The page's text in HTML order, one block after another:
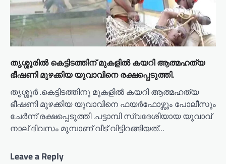
തൃശ്ശൂരിൽ കെട്ടിടത്തിന് മുകളിൽ കയറി ആത്മഹത്യ
ഭീഷണി മുഴക്കിയ യുവാവിനെ രക്ഷപ്പെടുത്തി.
തൃശ്ശൂർ .കെട്ടിടത്തിനു മുകളിൽ കയറി ആത്മഹത്യ
ഭീഷണി മുഴക്കിയ യുവാവിനെ ഫയർഫോഴ്സും പോലീസും
ചേർന്ന് രക്ഷപ്പെടുത്തി .പട്ടാമ്പി സ്വദേശിയായ യുവാവ്
നാല് ദിവസം മുമ്പാണ് വീട് വിട്ടിറങ്ങിയത്…
Leave a Reply